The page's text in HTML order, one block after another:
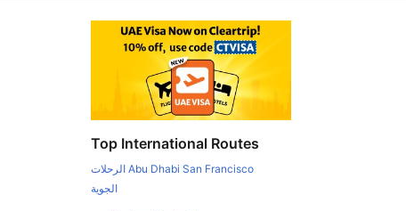
Top International Routes
Abu Dhabi San Francisco الرحلات
الجوية